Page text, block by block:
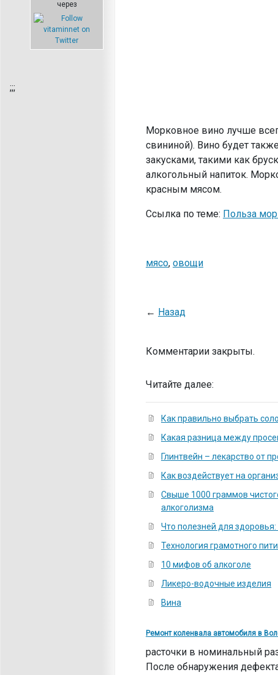
через
;;;
Морковное вино лучше
свининой). Вино будет
закусками, такими как
алкогольный напиток.
красным мясом.
Ссылка по теме: Польза
мясо, овощи
← Назад
Комментарии закрыты.
Читайте далее:
Как правильно выбрать
Какая разница между
Глинтвейн – лекарство от
Как воздействует на
Свыше 1000 граммов
алкоголизма
Что полезней для
Технология грамотного
10 мифов об алкоголе
Ликеро-водочные изделия
Вина
Ремонт коленвала автомобиля в
расточки в номинальный
После обнаружения